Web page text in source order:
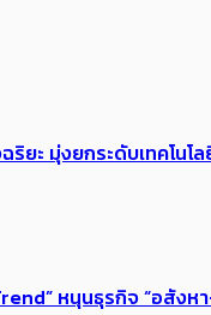
ริยะ มุ่งยกระดับเทคโ
หนุนธุรกิจ “อสัง